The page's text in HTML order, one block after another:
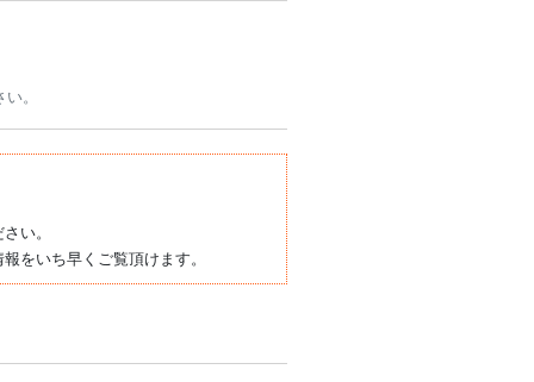
。
い。
をいち早くご覧頂けます。